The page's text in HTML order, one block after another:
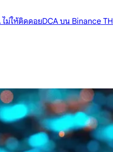
ไม่ให้ติดดอยDCA บน Binance TH